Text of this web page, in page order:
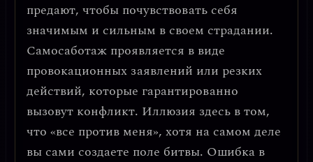
предают, чтобы почувствовать себя
значимым и сильным в своем страдании.
Самосаботаж проявляется в виде
провокационных заявлений или резких
действий, которые гарантированно
вызовут конфликт. Иллюзия здесь в том,
что «все против меня», хотя на самом деле
вы сами создаете поле битвы. Ошибка в